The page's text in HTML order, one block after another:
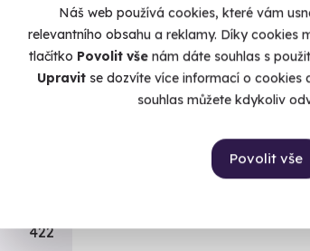
Náš web používá cookies, které vám
relevantního obsahu a reklamy. Díky cookies
tlačítko Povolit vše nám dáte souhlas s
Upravitse dozvíte více informací o cookies
souhlas můžete kdykoliv
Povolit vše
Dačice (okres Jindřichův Hradec)
(+ 28 dalších lokalit)
4 999 Kč
453
378
245
422